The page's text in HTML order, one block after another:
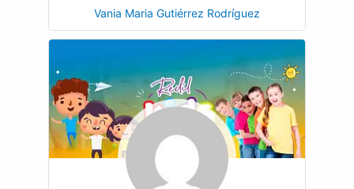
Vania Maria Gutiérrez Rodríguez